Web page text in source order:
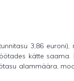
3,86 euroni),
kätte saama.
alammäära,